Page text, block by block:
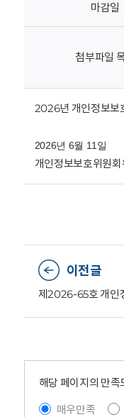
마감일
첨부파일
2026년 개인정보보
2026년 6월 11일
개인정보보호위원
이전글
제2026-65호 개인
해당 페이지의 만
매우만족